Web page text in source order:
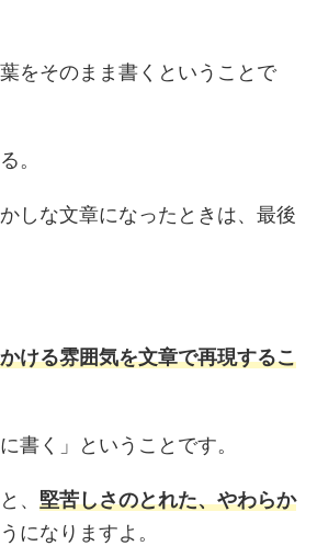
をそのまま書くということで
。
しな文章になったときは、最後
ける雰囲気を文章で再現するこ
書く」ということです。
、 堅苦しさのとれた、やわらか
になりますよ。